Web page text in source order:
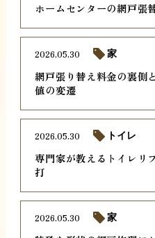
ホームセンターの網戸張
網戸張り替え料金の裏側
値の変遷
2026.05.30 家
専門家が教えるトイレリ
打
2026.05.30 トイレ
2026.05.30 家